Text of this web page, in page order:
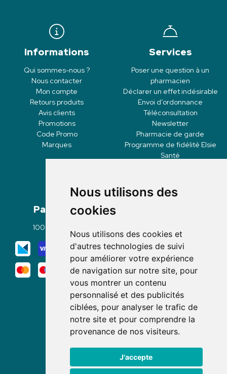
Nous utilisons des
cookies
Nous utilisons des cookies et
d'autres technologies de suivi
pour améliorer votre expérience
de navigation sur notre site, pour
vous montrer un contenu
personnalisé et des publicités
ciblées, pour analyser le trafic de
notre site et pour comprendre la
provenance de nos visiteurs.
J'accepte
Informations
Qui sommes-nous ?
Nous contacter
Mon compte
Retours produits
Avis clients
Promotions
Code Promo
Marques
Services
Poser une question à un
pharmacien
Déclarer un effet indésirable
Envoi d’ordonnance
Téléconsultation
Newsletter
Pharmacie de garde
Programme de fidélité Elsie
Santé
Paiement
100% sécurisé
Mode de livraison
Nous suivre